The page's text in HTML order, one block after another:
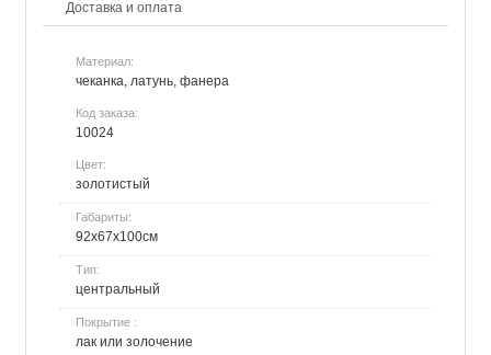
Доставка и оплата
Материал:
чеканка, латунь, фанера
Код заказа:
10024
Цвет:
золотистый
Габариты:
92х67х100см
Тип:
центральный
Покрытие :
лак или золочение